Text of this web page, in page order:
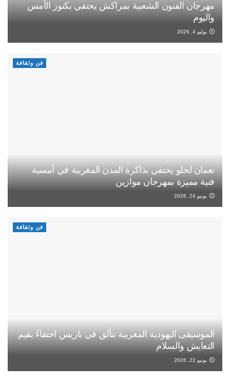
مهرجان الفنون الشعبية بمراكش يحتفي بكنوز الأمس
واليوم
يوليو 4, 2026
فن وثقافة
نعمان لحلو يحتفي بذاكرة المدن المغربية في أمسية
فنية مميزة بمهرجان موازين
يونيو 24, 2026
فن وثقافة
الموسيقى اليهودية المغربية تتألق في باريس احتفاءً بقيم
التعايش والسلام
يونيو 22, 2026